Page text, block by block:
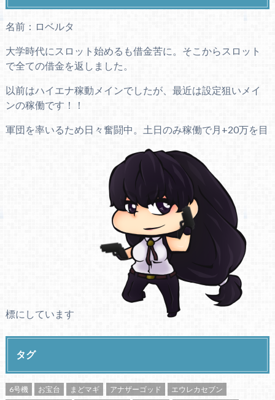
名前：ロベルタ
大学時代にスロット始めるも借金苦に。そこからスロット
で全ての借金を返しました。
以前はハイエナ稼動メインでしたが、最近は設定狙いメイ
ンの稼働です！！
軍団を率いるため日々奮闘中。土日のみ稼働で月+20万を目
標にしています
タグ
6号機 お宝台 まどマギ アナザーゴッド
エウレカセブン